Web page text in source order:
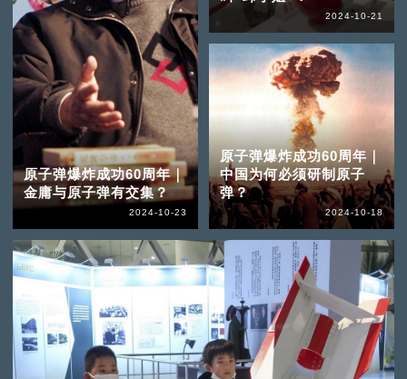
原子弹爆炸成功60周年｜
金庸与原子弹有交集？
2024-10-23
2024-10-21
原子弹爆炸成功60周年｜
中国为何必须研制原子
弹？
2024-10-18